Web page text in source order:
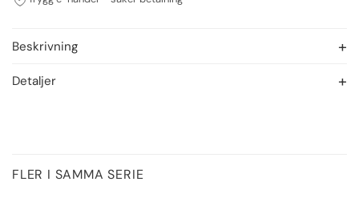
Beskrivning
Detaljer
FLER I SAMMA SERIE